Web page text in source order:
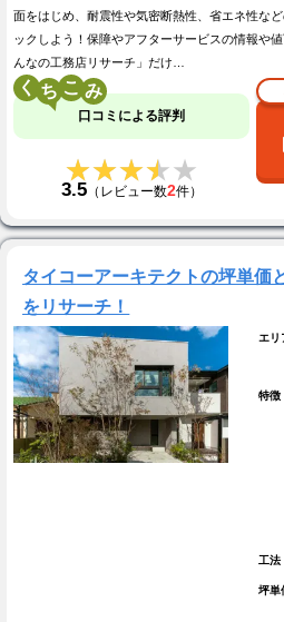
面をはじめ、耐震性や気密断熱性、省エネ性な
ックしよう！保障やアフターサービスの情報や
んなの工務店リサーチ」だけ…
く こ
口コミによる評判
★★★★★
★★★★★
3.5（レビュー数2件）
タイコーアーキテクトの坪単価
をリサーチ！
エリ
特徴
工法
坪単